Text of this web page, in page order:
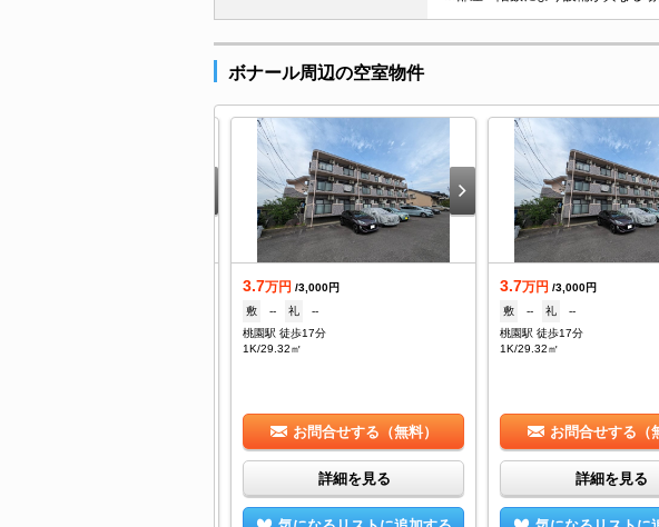
ボナール周辺の空室物件
3.7万円 /3,000円
敷
-- 礼
--
桃園駅 徒歩17分
1K/29.32㎡
お問合せする（無料）
詳細を見る
3.7万円 /3,000円
敷
-- 礼
--
桃園駅 徒歩17分
1K/29.32㎡
お問合せする（
詳細を見る